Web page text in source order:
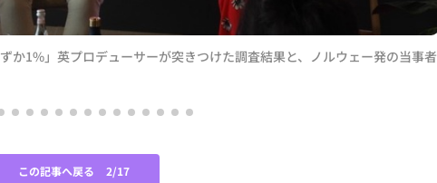
か1%」英プロデューサーが突きつけた調査結果と、ノルウェー発の当事者
この記事へ戻る 2/17